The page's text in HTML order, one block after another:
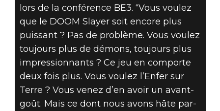
lors de la conférence BE3. “Vous voulez
que le DOOM Slayer soit encore plus
puissant ? Pas de problème. Vous voulez
toujours plus de démons, toujours plus
impressionnants ? Ce jeu en comporte
deux fois plus. Vous voulez l’Enfer sur
Terre ? Vous venez d’en avoir un avant-
goût. Mais ce dont nous avons hâte par-